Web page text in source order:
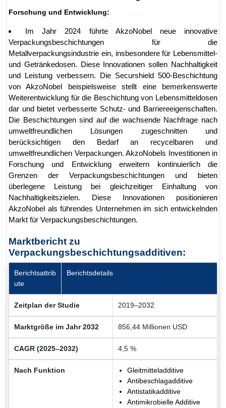
Forschung und Entwicklung:
Im Jahr 2024 führte AkzoNobel neue innovative
Verpackungsbeschichtungen für die
Metallverpackungsindustrie ein, insbesondere für Lebensmittel-
und Getränkedosen. Diese Innovationen sollen Nachhaltigkeit
und Leistung verbessern. Die Securshield 500-Beschichtung
von AkzoNobel beispielsweise stellt eine bemerkenswerte
Weiterentwicklung für die Beschichtung von Lebensmitteldosen
dar und bietet verbesserte Schutz- und Barriereeigenschaften.
Die Beschichtungen sind auf die wachsende Nachfrage nach
umweltfreundlichen Lösungen zugeschnitten und
berücksichtigen den Bedarf an recycelbaren und
umweltfreundlichen Verpackungen. AkzoNobels Investitionen in
Forschung und Entwicklung erweitern kontinuierlich die
Grenzen der Verpackungsbeschichtungen und bieten
überlegene Leistung bei gleichzeitiger Einhaltung von
Nachhaltigkeitszielen. Diese Innovationen positionieren
AkzoNobel als führendes Unternehmen im sich entwickelnden
Markt für Verpackungsbeschichtungen.
Marktbericht zu
Verpackungsbeschichtungsadditiven:
Berichtsattrib
ute
Berichtsdetails
Zeitplan der Studie 2019–2032
Marktgröße im Jahr 2032 856,44 Millionen USD
CAGR (2025–2032) 4,5 %
Nach Funktion
Gleitmitteladditive
Antibeschlagadditive
Antistatikadditive
Antimikrobielle Additive